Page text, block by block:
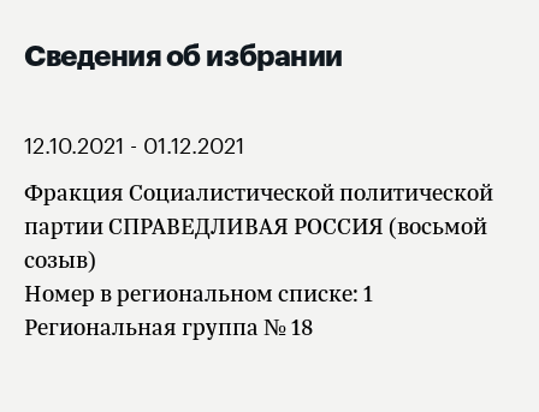
Сведения об избрании
12.10.2021 - 01.12.2021
Фракция Социалистической политической
партии СПРАВЕДЛИВАЯ РОССИЯ (восьмой
созыв)
Номер в региональном списке: 1
Региональная группа № 18